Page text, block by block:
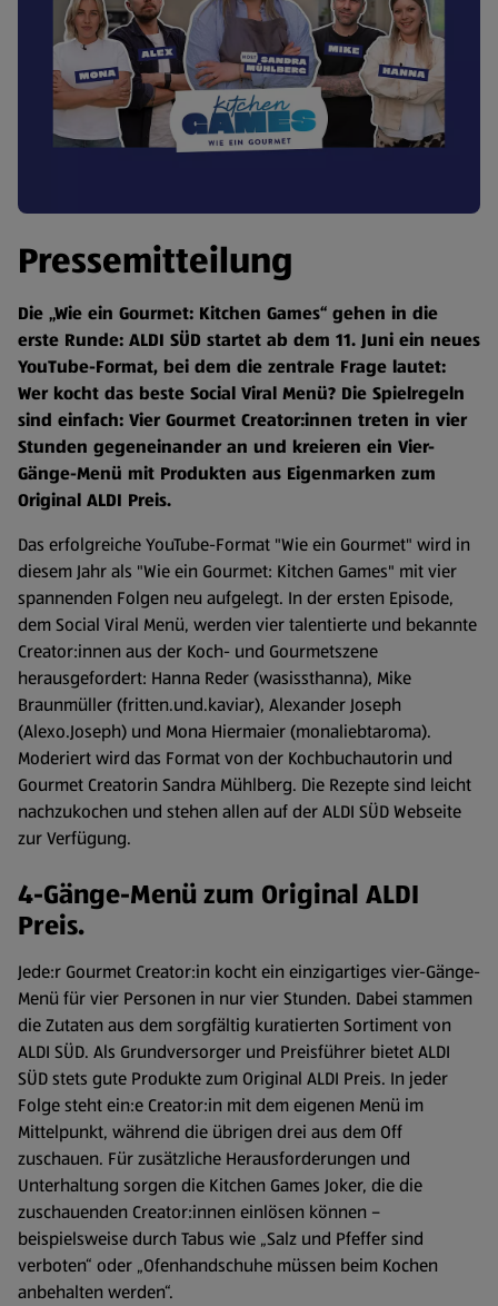
Pressemitteilung
Die „Wie ein Gourmet: Kitchen Games“ gehen in die
erste Runde: ALDI SÜD startet ab dem 11. Juni ein neues
YouTube-Format, bei dem die zentrale Frage lautet:
Wer kocht das beste Social Viral Menü? Die Spielregeln
sind einfach: Vier Gourmet Creator:innen treten in vier
Stunden gegeneinander an und kreieren ein Vier-
Gänge-Menü mit Produkten aus Eigenmarken zum
Original ALDI Preis.
Das erfolgreiche YouTube-Format "Wie ein Gourmet" wird in
diesem Jahr als "Wie ein Gourmet: Kitchen Games" mit vier
spannenden Folgen neu aufgelegt. In der ersten Episode,
dem Social Viral Menü, werden vier talentierte und bekannte
Creator:innen aus der Koch- und Gourmetszene
herausgefordert: Hanna Reder (wasissthanna), Mike
Braunmüller (fritten.und.kaviar), Alexander Joseph
(Alexo.Joseph) und Mona Hiermaier (monaliebtaroma).
Moderiert wird das Format von der Kochbuchautorin und
Gourmet Creatorin Sandra Mühlberg. Die Rezepte sind leicht
nachzukochen und stehen allen auf der ALDI SÜD Webseite
zur Verfügung.
4-Gänge-Menü zum Original ALDI
Preis.
Jede:r Gourmet Creator:in kocht ein einzigartiges vier-Gänge-
Menü für vier Personen in nur vier Stunden. Dabei stammen
die Zutaten aus dem sorgfältig kuratierten Sortiment von
ALDI SÜD. Als Grundversorger und Preisführer bietet ALDI
SÜD stets gute Produkte zum Original ALDI Preis. In jeder
Folge steht ein:e Creator:in mit dem eigenen Menü im
Mittelpunkt, während die übrigen drei aus dem Off
zuschauen. Für zusätzliche Herausforderungen und
Unterhaltung sorgen die Kitchen Games Joker, die die
zuschauenden Creator:innen einlösen können –
beispielsweise durch Tabus wie „Salz und Pfeffer sind
verboten“ oder „Ofenhandschuhe müssen beim Kochen
anbehalten werden“.